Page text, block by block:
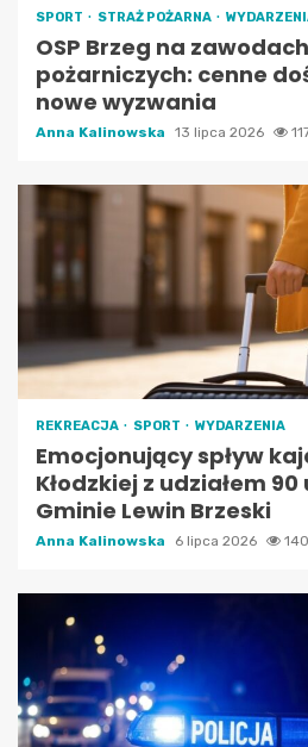
SPORT STRAŻ POŻARNA
OSP Brzeg na
pożarniczych: cenne
nowe wyzwania
Anna Kalinowska 13 lipca 2026
REKREACJA SPORT WYDARZENIA
Emocjonujący spływ
Kłodzkiej z udziałem
Gminie Lewin Brzeski
Anna Kalinowska 6 lipca 2026 140